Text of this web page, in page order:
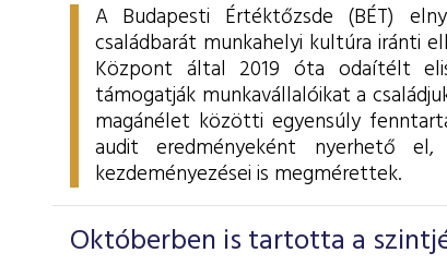
A Budapesti Értéktőzsde (BÉT)
családbarát munkahelyi kultúra iránti
Központ által 2019 óta odaítélt
támogatják munkavállalóikat a
magánélet közötti egyensúly
audit eredményeként nyerhető
kezdeményezései is megmérettek.
Októberben is tartotta a